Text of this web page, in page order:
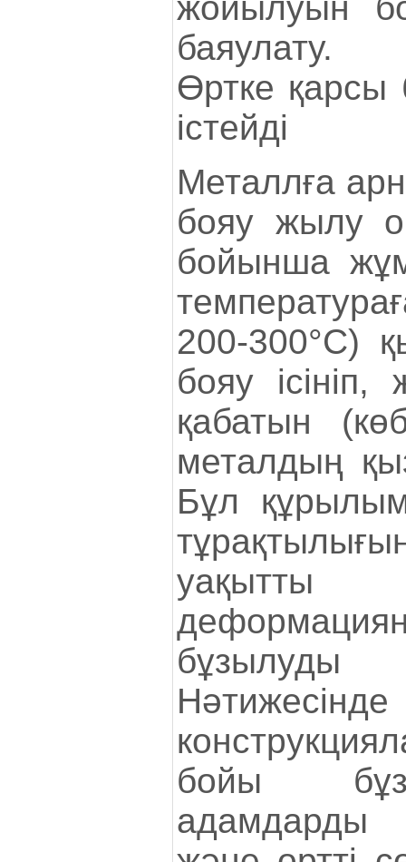
баяулату.
Өртке қарсы
істейді
Металлға
бояу жылу
бойынша
200-300°C)
бояу
қабатын
металдың
Бұл
бұзылуды
бойы
адамдарды